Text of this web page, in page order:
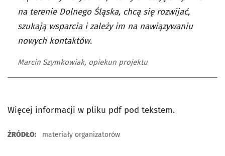
na terenie Dolnego Śląska, chcą się rozwijać,
szukają wsparcia i zależy im na nawiązywaniu
nowych kontaktów.
Marcin Szymkowiak, opiekun projektu
Więcej informacji w pliku pdf pod tekstem.
ŹRÓDŁO: materiały organizatorów